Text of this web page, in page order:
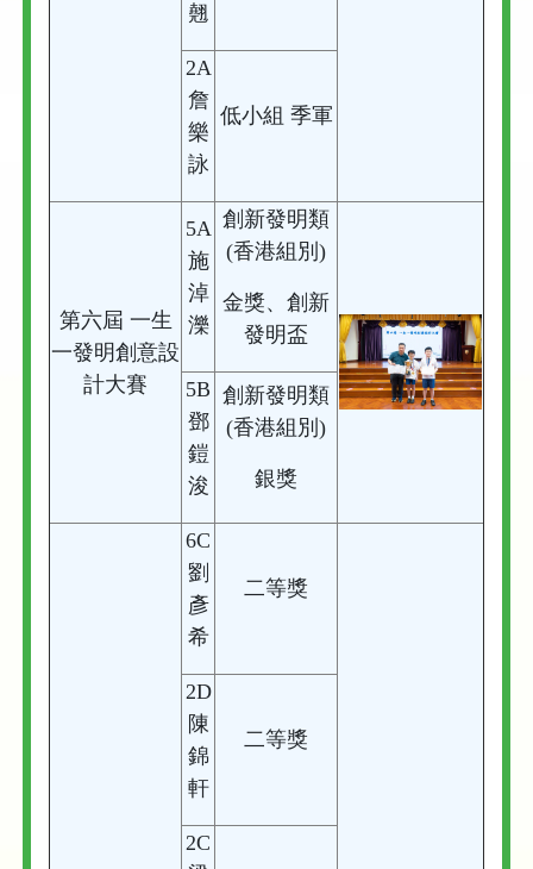
翹
2A
詹
樂
詠
低小組 季軍
第六屆 一生
一發明創意設
計大賽
5A
施
淖
濼
創新發明類
(香港組別)
金獎、創新
發明盃
5B
鄧
鎧
浚
創新發明類
(香港組別)
銀獎
6C
劉
彥
希
二等獎
2D
陳
錦
軒
二等獎
2C